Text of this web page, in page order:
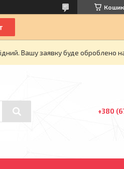
Кошик
Вашу заявку буде
+380